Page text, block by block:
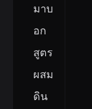
มาบ
อก
สูตร
ผสม
ดิน